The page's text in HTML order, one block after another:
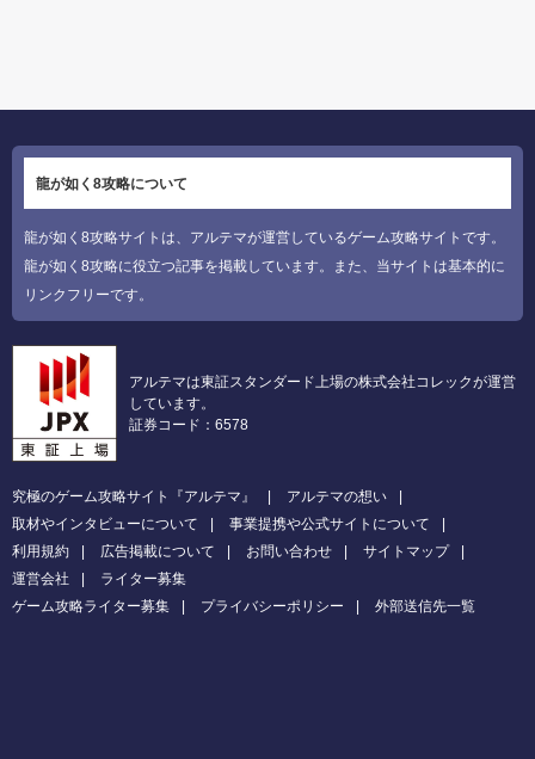
龍が如く8攻略について
龍が如く8攻略サイトは、アルテマが運営しているゲーム攻略サイトです。
龍が如く8攻略に役立つ記事を掲載しています。また、当サイトは基本的に
リンクフリーです。
アルテマは東証スタンダード上場の株式会社コレックが運営
しています。
証券コード：6578
究極のゲーム攻略サイト『アルテマ』
アルテマの想い
取材やインタビューについて
事業提携や公式サイトについて
利用規約
広告掲載について お問い合わせ
サイトマップ
運営会社
ライター募集
ゲーム攻略ライター募集
プライバシーポリシー 外部送信先一覧